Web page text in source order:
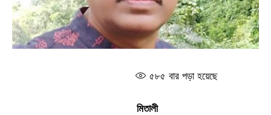
৫৮৫ বার পড়া হয়েছে
মিতালী